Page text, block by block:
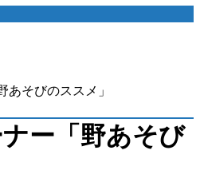
あそびのススメ」
ー「野あそび